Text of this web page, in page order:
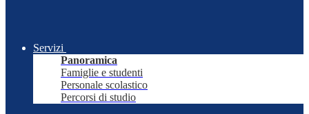
Servizi
Panoramica
Famiglie e studenti
Personale scolastico
Percorsi di studio